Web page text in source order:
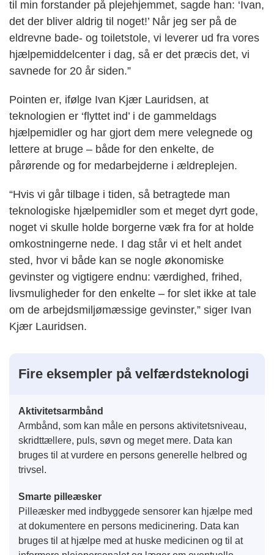
til min forstander på plejehjemmet, sagde han: ‘Ivan,
det der bliver aldrig til noget!’ Når jeg ser på de
eldrevne bade- og toiletstole, vi leverer ud fra vores
hjælpemiddelcenter i dag, så er det præcis det, vi
savnede for 20 år siden.”
Pointen er, ifølge Ivan Kjær Lauridsen, at
teknologien er ‘flyttet ind’ i de gammeldags
hjælpemidler og har gjort dem mere velegnede og
lettere at bruge – både for den enkelte, de
pårørende og for medarbejderne i ældreplejen.
“Hvis vi går tilbage i tiden, så betragtede man
teknologiske hjælpemidler som et meget dyrt gode,
noget vi skulle holde borgerne væk fra for at holde
omkostningerne nede. I dag står vi et helt andet
sted, hvor vi både kan se nogle økonomiske
gevinster og vigtigere endnu: værdighed, frihed,
livsmuligheder for den enkelte – for slet ikke at tale
om de arbejdsmiljømæssige gevinster,” siger Ivan
Kjær Lauridsen.
Fire eksempler på velfærdsteknologi
Aktivitetsarmbånd
Armbånd, som kan måle en persons aktivitetsniveau,
skridttællere, puls, søvn og meget mere. Data kan
bruges til at vurdere en persons generelle helbred og
trivsel.
Smarte pilleæsker
Pilleæsker med indbyggede sensorer kan hjælpe med
at dokumentere en persons medicinering. Data kan
bruges til at hjælpe med at huske medicinen og til at